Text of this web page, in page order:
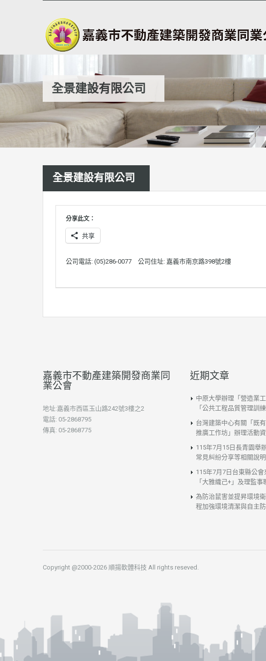
全景建設有限公司
全景建設有限公司
分享此文：
共享
公司電話: (05)286-0077 公司住址: 嘉義市南京路398號2樓
嘉義市不動產建築開發商業同
業公會
地址:嘉義市西區玉山路242號3樓之2
電話: 05-2868795
傳真: 05-2868775
近期文章
中原大學辦理「營造業工
「公共工程品質管理訓
台灣建築中心有關「既
推廣工作坊」辦理活動
115年7月15日長青園舉
常見糾紛分享等相關說
115年7月7日台東縣公
「大雅織己+」及理監事
為防治鼠害並提昇環境
程加強環境清潔與自主
Copyright @2000-2026 順揚軟體科技 All rights reseved.